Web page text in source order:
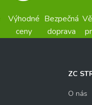
Výhodné
ceny
Bezpečná
doprava
ZC
O nás